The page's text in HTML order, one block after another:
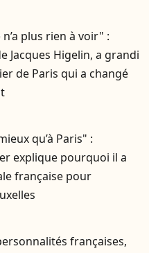
plus rien à voir" :
Jacques Higelin, a grandi
de Paris qui a changé
qu’à Paris" :
explique pourquoi il a
française pour
françaises,